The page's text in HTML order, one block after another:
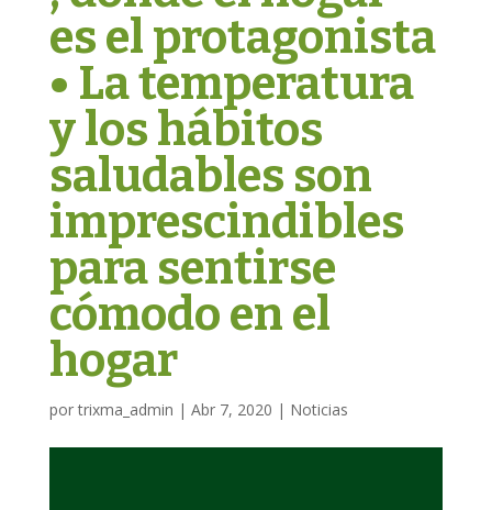
es el protagonista
• La temperatura
y los hábitos
saludables son
imprescindibles
para sentirse
cómodo en el
hogar
portrixma_admin | Abr 7, 2020 | Noticias